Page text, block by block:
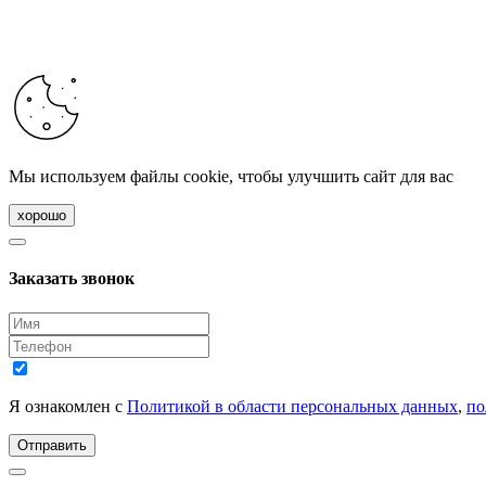
Мы используем файлы cookie, чтобы улучшить сайт для вас
хорошо
Заказать звонок
Я ознакомлен с Политикой в области персональных данных,
Отправить